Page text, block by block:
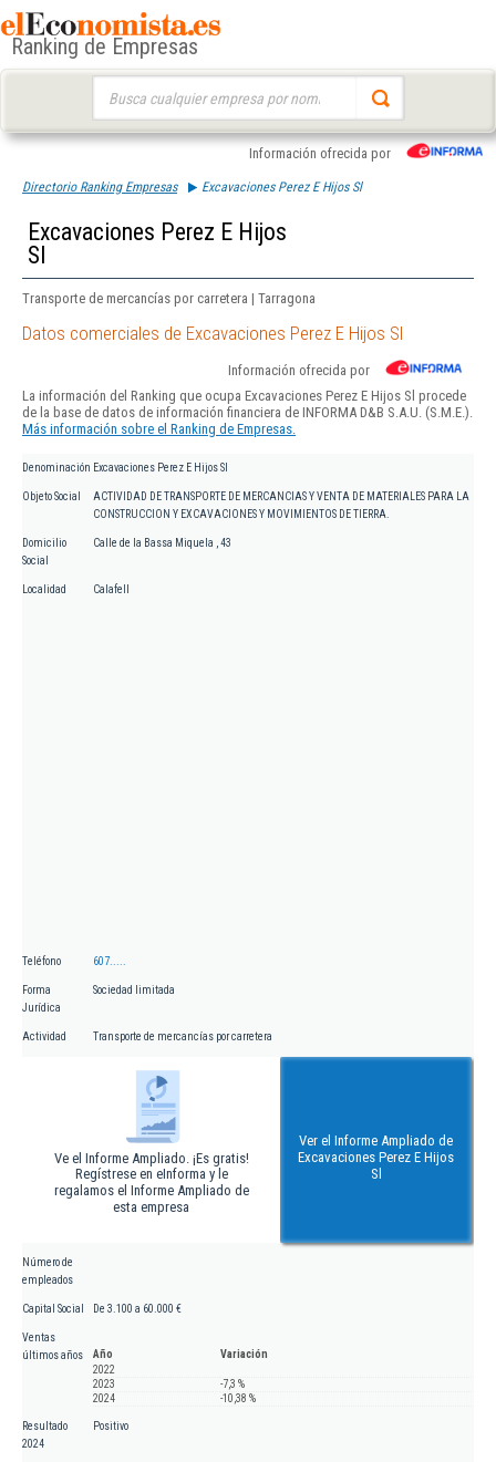
Ranking de Empresas
Información ofrecida por
Directorio Ranking Empresas Excavaciones Perez E Hijos Sl
Excavaciones Perez E Hijos
Sl
Transporte de mercancías por carretera | Tarragona
Datos comerciales de Excavaciones Perez E Hijos Sl
Información ofrecida por
La información del Ranking que ocupa Excavaciones Perez E Hijos Sl procede
de la base de datos de información financiera de INFORMA D&B S.A.U. (S.M.E.).
Más información sobre el Ranking de Empresas.
Denominación Excavaciones Perez E Hijos Sl
Objeto Social
ACTIVIDAD DE TRANSPORTE DE MERCANCIAS Y VENTA DE MATERIALES PARA LA
CONSTRUCCION Y EXCAVACIONES Y MOVIMIENTOS DE TIERRA.
Domicilio
Social
Calle de la Bassa Miquela , 43
Localidad Calafell
Teléfono 607.....
Forma
Jurídica
Sociedad limitada
Actividad Transporte de mercancías por carretera
Ve el Informe Ampliado. ¡Es gratis!
Regístrese en eInforma y le
regalamos el Informe Ampliado de
esta empresa
Ver el Informe Ampliado de
Excavaciones Perez E Hijos
Sl
Número de
empleados
Capital Social De 3.100 a 60.000 €
Ventas
últimos años
Año
Variación
2022
2023
-7,3 %
2024
-10,38 %
Resultado
2024
Positivo